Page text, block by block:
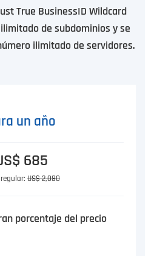
True BusinessID Wildcard
de subdominios y se
ilimitado de servidores.
un año
685
regular: US$ 2,080
porcentaje del precio